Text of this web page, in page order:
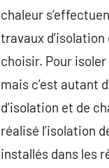
chaleur
travaux
choisir. Pour
mais c’est autant
d’isolation et de
réalisé l’isolation
installés dans les